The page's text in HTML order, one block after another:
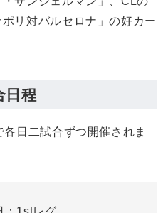
リ対バルセロナ」の好カー
日程
日二試合ずつ開催されま